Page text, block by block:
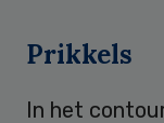
Prikkels
In het